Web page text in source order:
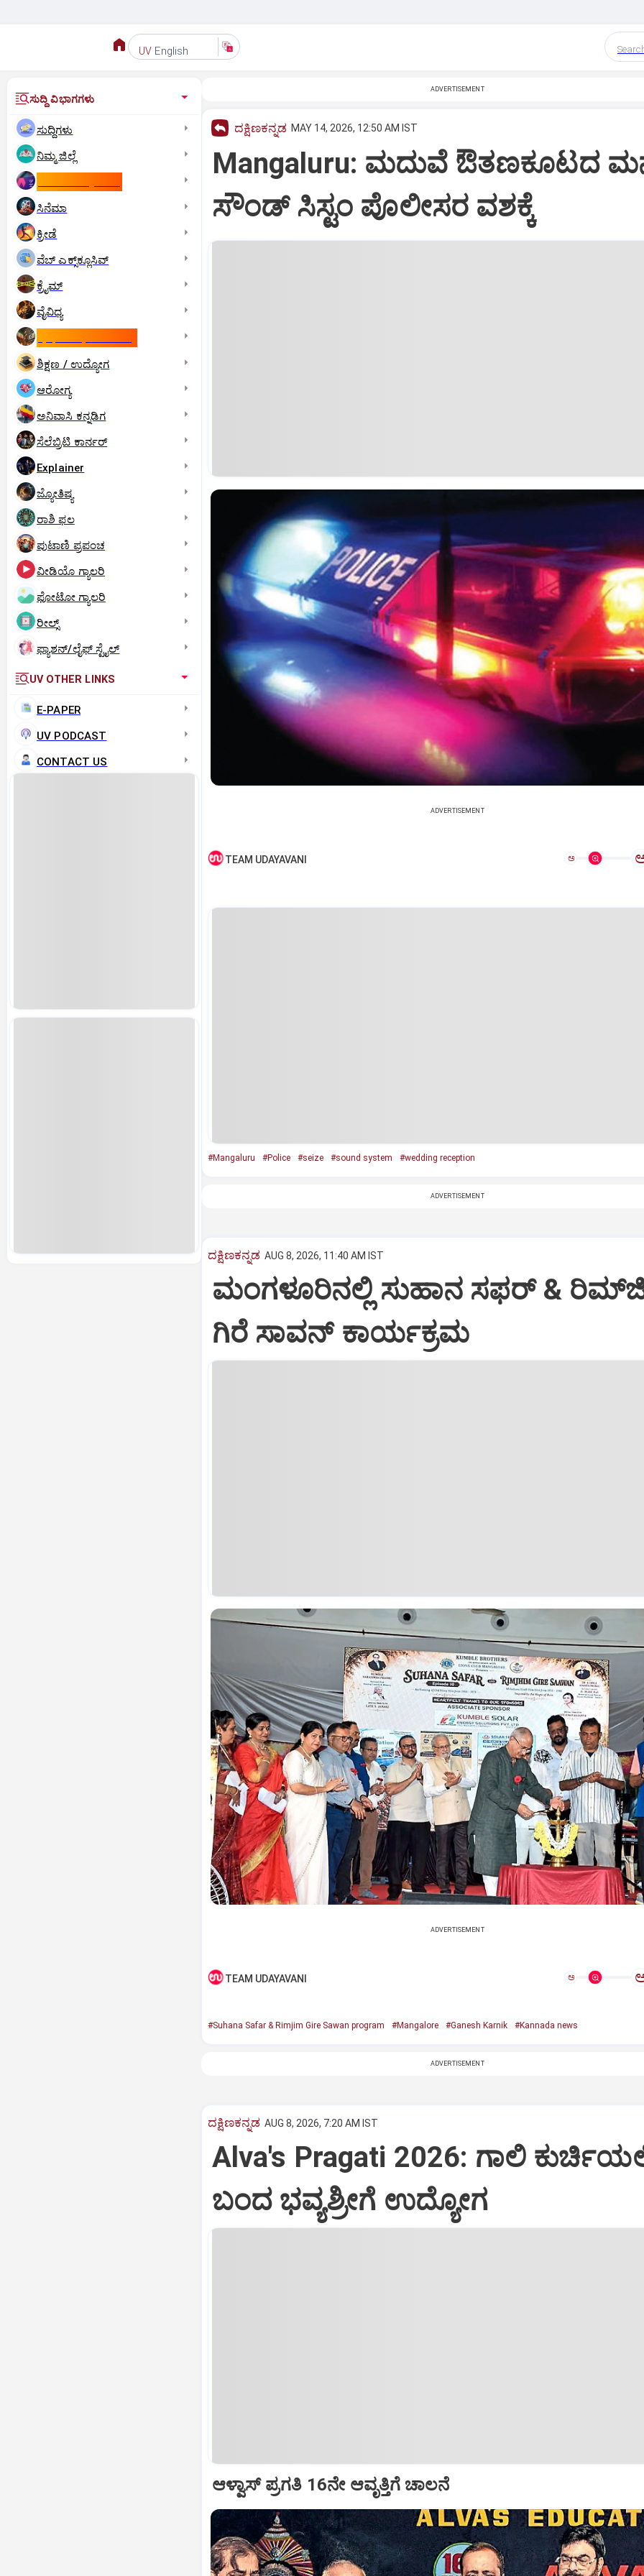
UV English
ಸುದ್ದಿ ವಿಭಾಗಗಳು
ಸುದ್ದಿಗಳು
ನಿಮ್ಮ ಜಿಲ್ಲೆ
ಸಿನೆಮಾ
ಕ್ರೀಡೆ
ವೆಬ್ ಎಕ್ಸ್‌ಕ್ಲೂಸಿವ್
ಕ್ರೈಮ್
ವೈವಿಧ್ಯ
ಶಿಕ್ಷಣ / ಉದ್ಯೋಗ
ಆರೋಗ್ಯ
ಅನಿವಾಸಿ ಕನ್ನಡಿಗ
ಸೆಲೆಬ್ರಿಟಿ ಕಾರ್ನರ್‌
Explainer
ಜ್ಯೋತಿಷ್ಯ
ರಾಶಿ ಫಲ
ಪುಟಾಣಿ ಪ್ರಪಂಚ
ವೀಡಿಯೊ ಗ್ಯಾಲರಿ
ಫೋಟೋ ಗ್ಯಾಲರಿ
ರೀಲ್ಸ್
ಫ್ಯಾಶನ್/ಲೈಫ್‌ ಸ್ಟೈಲ್
UV OTHER LINKS
E-PAPER
UV PODCAST
CONTACT US
ADVERTISEMENT
ದಕ್ಷಿಣಕನ್ನಡ MAY 14, 2026, 12:50 AM IST
Mangaluru: ಮದುವೆ ಔತಣಕೂಟದ
ಸೌಂಡ್ ಸಿಸ್ಟಂ ಪೊಲೀಸರ ವಶಕ್ಕೆ
ADVERTISEMENT
TEAM UDAYAVANI ಅ
#Mangaluru #Police #seize #sound system #wedding reception
ADVERTISEMENT
ದಕ್ಷಿಣಕನ್ನಡ AUG 8, 2026, 11:40 AM IST
ಮಂಗಳೂರಿನಲ್ಲಿ ಸುಹಾನ ಸಫರ್ &
ಗಿರೆ ಸಾವನ್ ಕಾರ್ಯಕ್ರಮ
ADVERTISEMENT
TEAM UDAYAVANI ಅ
#Suhana Safar & Rimjim Gire Sawan program #Mangalore #Ganesh Karnik #Kannada news
ADVERTISEMENT
ದಕ್ಷಿಣಕನ್ನಡ AUG 8, 2026, 7:20 AM IST
Alva's Pragati 2026: ಗಾಲಿ
ಬಂದ ಭವ್ಯಶ್ರೀಗೆ ಉದ್ಯೋಗ
ಆಳ್ವಾಸ್‌ ಪ್ರಗತಿ 16ನೇ ಆವೃತ್ತಿಗೆ ಚಾಲನೆ